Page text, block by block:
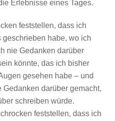
Erlebnisse eines Tages.
feststellen, dass ich
geschrieben habe, wo ich
nie Gedanken darüber
könnte, das ich bisher
gesehen habe – und
darüber gemacht,
schreiben würde.
feststellen, dass ich